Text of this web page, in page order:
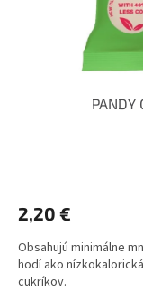
PANDY
2,20 €
Obsahujú minimálne
hodí ako
cukríkov.